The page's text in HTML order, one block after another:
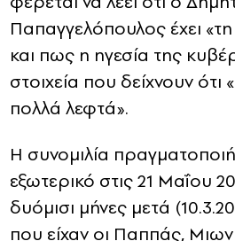
Παπαγγελόπουλος έχει
και πως η ηγεσία της
στοιχεία που δείχνουν ότι
πολλά λεφτά».
Η συνομιλία
εξωτερικό στις 21 Μαΐου
δυόμισι μήνες μετά
που είχαν οι Παππάς,